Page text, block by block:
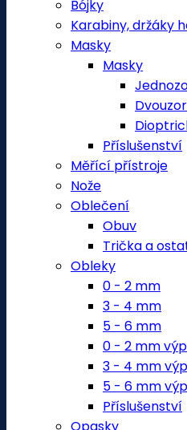
Bójky
Karabiny, držáky
Masky
Masky
Příslušenství
Měřící přístroje
Nože
Oblečení
Obuv
Trička a
Obleky
0 - 2 mm
3 - 4 mm
5 - 6 mm
0 - 2 mm
3 - 4 mm
5 - 6 mm
Příslušenství